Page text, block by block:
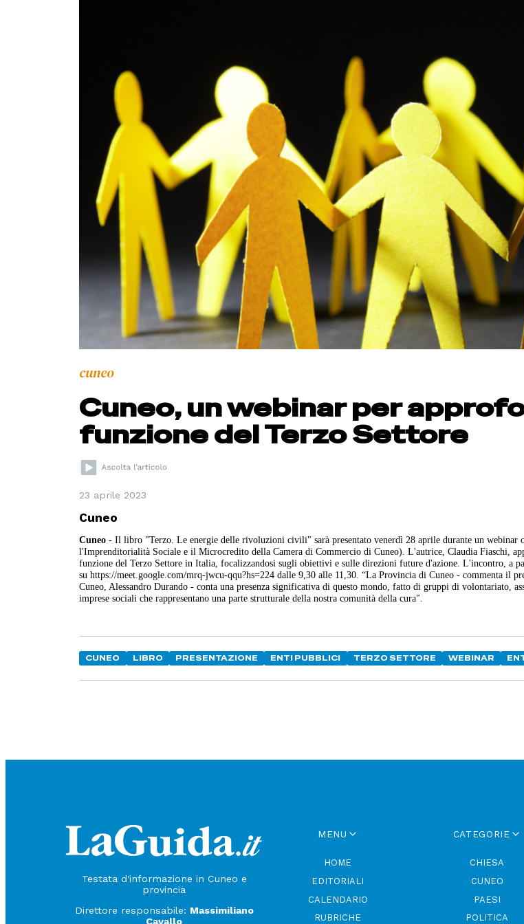
cuneo
Cuneo, un webinar per
funzione del Terzo Settore
23 aprile 2023
Cuneo
Cuneo - Il libro "Terzo. Le energie delle rivoluzioni civili" sarà presentato venerdì 28 aprile durante un webinar
l'Imprenditorialità Sociale e il Microcredito della Camera di Commercio di Cuneo). L'autrice, Claudia Fiaschi,
funzione del Terzo Settore in Italia, focalizzandosi sugli obiettivi e sulle direzioni future d'azione. L'incontro, a
su https://meet.google.com/mrq-jwcu-qqu?hs=224 dalle 9,30 alle 11,30. “La Provincia di Cuneo - commenta il
Cuneo, Alessandro Durando - conta una presenza significativa di questo mondo, fatto di gruppi di volontariato,
imprese sociali che rappresentano una parte strutturale della nostra comunità della cura".
CUNEO LIBRO PRESENTAZIONE ENTI PUBBLICI TERZO SETTORE WEBINAR
Testata d'informazione in Cuneo e
provincia
Direttore responsabile: Massimiliano
Cavallo
MENU
HOME
EDITORIALI
CALENDARIO
RUBRICHE
CATEGORIE
CHIESA
CUNEO
PAESI
POLITICA